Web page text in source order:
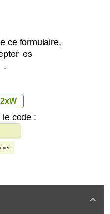
ce formulaire,
les
.
le code :
